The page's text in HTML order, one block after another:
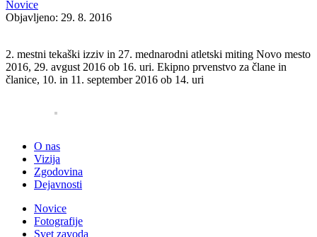
Novice
Objavljeno: 29. 8. 2016
2. mestni tekaški izziv in 27. mednarodni atletski miting Novo mesto
2016, 29. avgust 2016 ob 16. uri. Ekipno prvenstvo za člane in
članice, 10. in 11. september 2016 ob 14. uri
O nas
Vizija
Zgodovina
Dejavnosti
Novice
Fotografije
Svet zavoda